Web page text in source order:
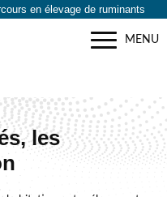
en élevage de ruminants
MENU
les